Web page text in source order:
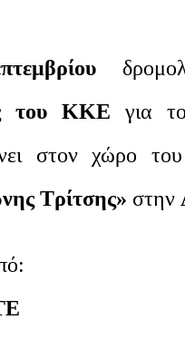
του ΚΚΕ για το
στον χώρο του
Τρίτσης» στην